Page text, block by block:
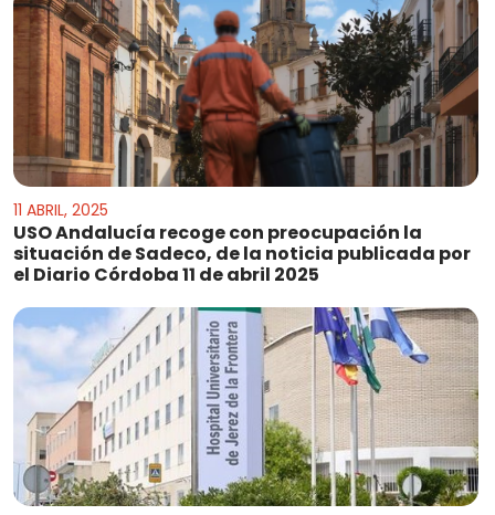
11 ABRIL, 2025
USO Andalucía recoge con preocupación la
situación de Sadeco, de la noticia publicada por
el Diario Córdoba 11 de abril 2025